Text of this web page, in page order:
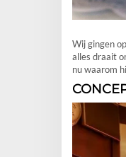
Wij gingen
alles draait
nu waarom